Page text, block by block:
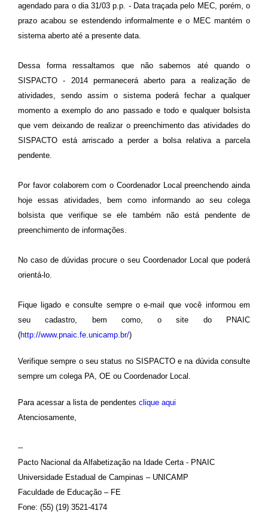
agendado para o dia 31/03 p.p. - Data traçada pelo MEC, porém, o
prazo acabou se estendendo informalmente e o MEC mantém o
sistema aberto até a presente data.
Dessa forma ressaltamos que não sabemos até quando o
SISPACTO - 2014 permanecerá aberto para a realização de
atividades, sendo assim o sistema poderá fechar a qualquer
momento a exemplo do ano passado e todo e qualquer bolsista
que vem deixando de realizar o preenchimento das atividades do
SISPACTO está arriscado a perder a bolsa relativa a parcela
pendente.
Por favor colaborem com o Coordenador Local preenchendo ainda
hoje essas atividades, bem como informando ao seu colega
bolsista que verifique se ele também não está pendente de
preenchimento de informações.
No caso de dúvidas procure o seu Coordenador Local que poderá
orientá-lo.
Fique ligado e consulte sempre o e-mail que você informou em
seu cadastro, bem como, o site do PNAIC
(http://www.pnaic.fe.unicamp.br/)
Verifique sempre o seu status no SISPACTO e na dúvida consulte
sempre um colega PA, OE ou Coordenador Local.
Para acessar a lista de pendentes clique aqui
Atenciosamente,
--
Pacto Nacional da Alfabetização na Idade Certa - PNAIC
Universidade Estadual de Campinas – UNICAMP
Faculdade de Educação – FE
Fone: (55) (19) 3521-4174